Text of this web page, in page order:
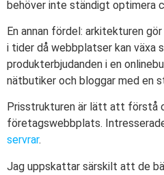
behöver inte ständigt optimera
En annan fördel: arkitekturen
i tider då webbplatser kan växa
produkterbjudanden i en
nätbutiker och bloggar med en
Prisstrukturen är lätt att förstå
företagswebbplats.
servrar.
Jag uppskattar särskilt att de